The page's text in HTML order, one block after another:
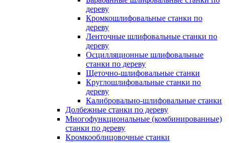
дереву
Кромкошлифовальные станки по
дереву
Ленточные шлифовальные станки по
дереву
Осцилляционные шлифовальные
станки по дереву
Щеточно-шлифовальные станки
Круглошлифовальные станки по
дереву
Калибровально-шлифовальные станки
Долбежные станки по дереву
Многофункциональные (комбинированные)
станки по дереву
Кромкооблицовочные станки